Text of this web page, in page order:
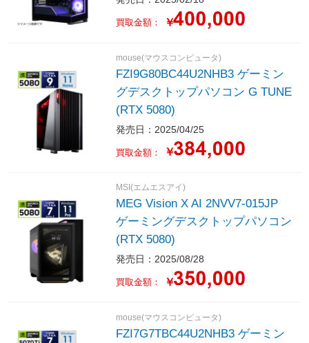
買取金額： ￥
mouse(マウスコンピュータ)
FZI9G80BC44U2NHB3 ゲーミン
グデスクトップパソコン G TUNE
(RTX 5080)
発売日：2025/04/25
買取金額： ￥
MSI(エムエスアイ)
MEG Vision X AI 2NVV7-015JP
ゲーミングデスクトップパソコン
(RTX 5080)
発売日：2025/08/28
買取金額： ￥
mouse(マウスコンピュータ)
FZI7G7TBC44U2NHB3 ゲーミン